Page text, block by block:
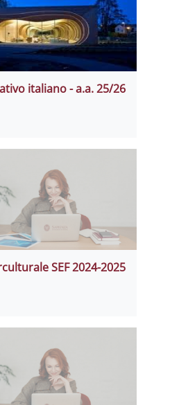
Sistema educativo italiano - a.a.
Pedagogia interculturale SEF 2024-